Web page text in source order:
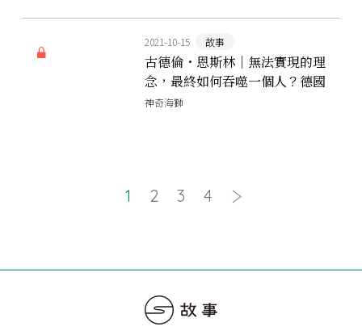
2021-10-15 故事
古德倫・恩斯林｜無法實現的理
念，最終如何吞噬一個人？德國
赤軍團（RAF）的奇女子
神奇海獅
1 2 3 4